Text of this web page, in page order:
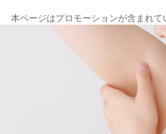
本ページはプロモーションが含まれて